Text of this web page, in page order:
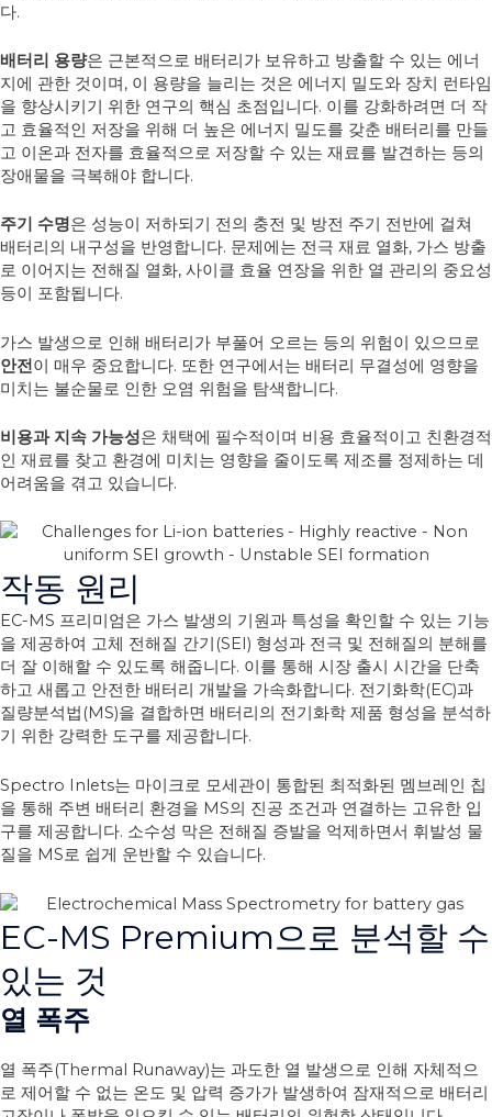
다.
배터리 용량은 근본적으로 배터리가 보유하고 방출할 수 있는 에너
지에 관한 것이며, 이 용량을 늘리는 것은 에너지 밀도와 장치 런타임
을 향상시키기 위한 연구의 핵심 초점입니다. 이를 강화하려면 더 작
고 효율적인 저장을 위해 더 높은 에너지 밀도를 갖춘 배터리를 만들
고 이온과 전자를 효율적으로 저장할 수 있는 재료를 발견하는 등의
장애물을 극복해야 합니다.
주기 수명은 성능이 저하되기 전의 충전 및 방전 주기 전반에 걸쳐
배터리의 내구성을 반영합니다. 문제에는 전극 재료 열화, 가스 방출
로 이어지는 전해질 열화, 사이클 효율 연장을 위한 열 관리의 중요성
등이 포함됩니다.
가스 발생으로 인해 배터리가 부풀어 오르는 등의 위험이 있으므로
안전이 매우 중요합니다. 또한 연구에서는 배터리 무결성에 영향을
미치는 불순물로 인한 오염 위험을 탐색합니다.
비용과 지속 가능성은 채택에 필수적이며 비용 효율적이고 친환경적
인 재료를 찾고 환경에 미치는 영향을 줄이도록 제조를 정제하는 데
어려움을 겪고 있습니다.
작동 원리
EC-MS 프리미엄은 가스 발생의 기원과 특성을 확인할 수 있는 기능
을 제공하여 고체 전해질 간기(SEI) 형성과 전극 및 전해질의 분해를
더 잘 이해할 수 있도록 해줍니다. 이를 통해 시장 출시 시간을 단축
하고 새롭고 안전한 배터리 개발을 가속화합니다. 전기화학(EC)과
질량분석법(MS)을 결합하면 배터리의 전기화학 제품 형성을 분석하
기 위한 강력한 도구를 제공합니다.
Spectro Inlets는 마이크로 모세관이 통합된 최적화된 멤브레인 칩
을 통해 주변 배터리 환경을 MS의 진공 조건과 연결하는 고유한 입
구를 제공합니다. 소수성 막은 전해질 증발을 억제하면서 휘발성 물
질을 MS로 쉽게 운반할 수 있습니다.
EC-MS Premium으로 분석할 수
있는 것
열 폭주
열 폭주(Thermal Runaway)는 과도한 열 발생으로 인해 자체적으
로 제어할 수 없는 온도 및 압력 증가가 발생하여 잠재적으로 배터리